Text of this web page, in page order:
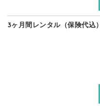
3ヶ月間レンタル（保険代込）